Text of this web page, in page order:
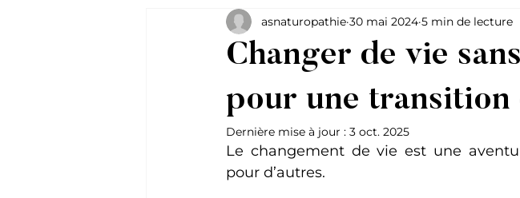
Changer de vie
pour une transition
asnaturopathie 30 mai 2024 5 min de lecture
Dernière mise à jour : 3 oct. 2025
Le changement de vie est une
pour d’autres.